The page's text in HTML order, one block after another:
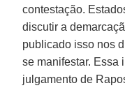
contestação.
discutir a
publicado isso nos
se manifestar. Essa
julgamento de